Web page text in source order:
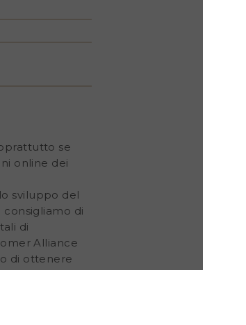
se
online dei
sviluppo del
di
di
Alliance
di ottenere